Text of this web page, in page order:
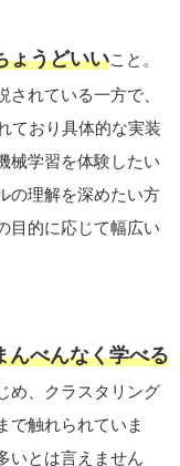
ょうどいいこと。
れている一方で、
ており具体的な実装
械学習を体験したい
の理解を深めたい方
目的に応じて幅広い
んべんなく学べる
め、クラスタリング
で触れられていま
いとは言えません